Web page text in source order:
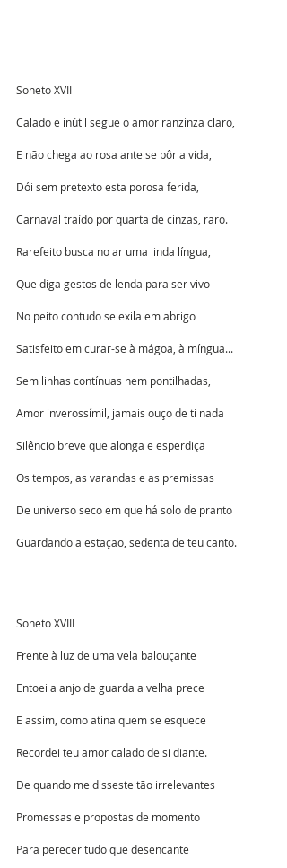
Soneto XVII
Calado e inútil segue o amor ranzinza claro,
E não chega ao rosa ante se pôr a vida,
Dói sem pretexto esta porosa ferida,
Carnaval traído por quarta de cinzas, raro.
Rarefeito busca no ar uma linda língua,
Que diga gestos de lenda para ser vivo
No peito contudo se exila em abrigo
Satisfeito em curar-se à mágoa, à míngua...
Sem linhas contínuas nem pontilhadas,
Amor inverossímil, jamais ouço de ti nada
Silêncio breve que alonga e esperdiça
Os tempos, as varandas e as premissas
De universo seco em que há solo de pranto
Guardando a estação, sedenta de teu canto.
Soneto XVIII
Frente à luz de uma vela balouçante
Entoei a anjo de guarda a velha prece
E assim, como atina quem se esquece
Recordei teu amor calado de si diante.
De quando me disseste tão irrelevantes
Promessas e propostas de momento
Para perecer tudo que desencante